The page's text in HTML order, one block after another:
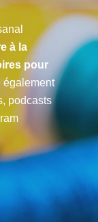
à la
pour
également
podcasts